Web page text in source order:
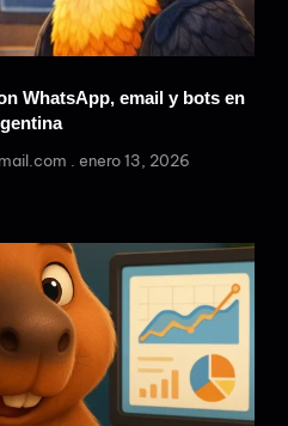
WhatsApp, email y bots en
enero 13, 2026